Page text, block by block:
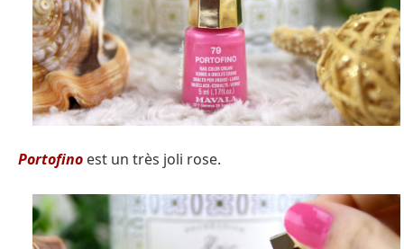
Portofino est un très joli rose.